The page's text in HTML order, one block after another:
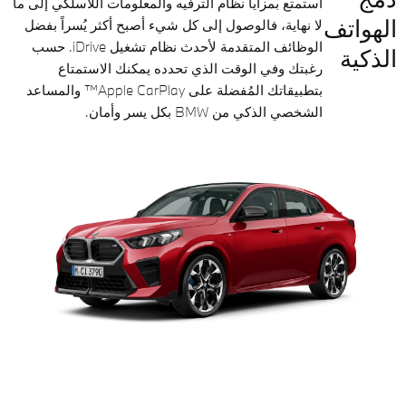
الهواتف
الذكية
لا نهاية، فالوصول إلى كل شيء أصبح أكثر يُسراً بفضل
الوظائف المتقدمة لأحدث نظام تشغيل iDrive. حسب
رغبتك وفي الوقت الذي تحدده يمكنك الاستمتاع
بتطبيقاتك المُفضلة على Apple CarPlay™ والمساعد
الشخصي الذكي من BMW بكل يسر وأمان.